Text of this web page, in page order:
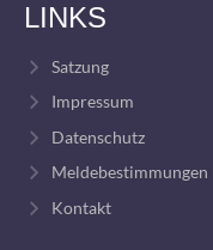
LINKS
Satzung
Impressum
Datenschutz
Meldebestimmungen
Kontakt